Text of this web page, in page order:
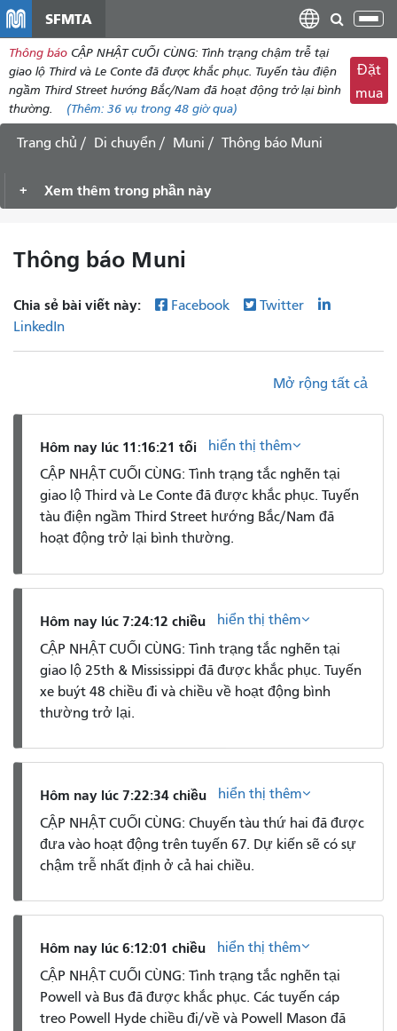
dung
SFMTA
Thông báo CẬP NHẬT CUỐI CÙNG: Tình trạng chậm trễ tại
giao lộ Third và Le Conte đã được khắc phục. Tuyến tàu điện
ngầm Third Street hướng Bắc/Nam đã hoạt động trở lại bình
thường.
(Thêm: 36 vụ trong 48 giờ qua)
Đặt
mua
Trang chủ Di chuyển Muni Thông báo Muni
Xem thêm trong phần này
Thông báo Muni
Chia sẻ bài viết này: Facebook
Twitter
LinkedIn
Mở rộng tất cả
Hôm nay lúc 11:16:21 tối
hiển thị thêm
CẬP NHẬT CUỐI CÙNG: Tình trạng tắc nghẽn tại
giao lộ Third và Le Conte đã được khắc phục. Tuyến
tàu điện ngầm Third Street hướng Bắc/Nam đã
hoạt động trở lại bình thường.
Hôm nay lúc 7:24:12 chiều
hiển thị thêm
CẬP NHẬT CUỐI CÙNG: Tình trạng tắc nghẽn tại
giao lộ 25th & Mississippi đã được khắc phục. Tuyến
xe buýt 48 chiều đi và chiều về hoạt động bình
thường trở lại.
Hôm nay lúc 7:22:34 chiều
hiển thị thêm
CẬP NHẬT CUỐI CÙNG: Chuyến tàu thứ hai đã được
đưa vào hoạt động trên tuyến 67. Dự kiến ​​sẽ có sự
chậm trễ nhất định ở cả hai chiều.
Hôm nay lúc 6:12:01 chiều
hiển thị thêm
CẬP NHẬT CUỐI CÙNG: Tình trạng tắc nghẽn tại
Powell và Bus đã được khắc phục. Các tuyến cáp
treo Powell Hyde chiều đi/về và Powell Mason đã